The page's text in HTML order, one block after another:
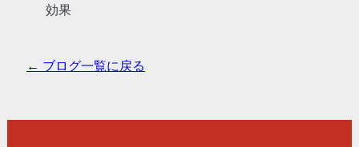
効果
← ブログ一覧に戻る